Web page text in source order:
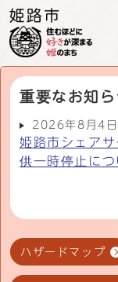
重要なお知ら
2026年8月4日
姫路市シェア
供一時停止につ
ハザードマップ